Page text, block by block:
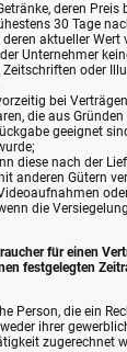
deren Preis
30 Tage
aktueller
Unternehmer
Zeitschriften oder
bei Verträgen
die aus
geeignet
diese nach der
anderen Gütern
die
für einen
festgelegten
Person, die ein
ihrer
zugerechnet